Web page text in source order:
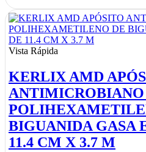
Vista Rápida
KERLIX AMD
ANTIMICROBIANO
BIGUANIDA GASA
11.4 CM X 3.7 M